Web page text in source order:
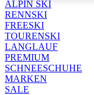
ALPIN SKI
RENNSKI
FREESKI
TOURENSKI
LANGLAUF
PREMIUM
SCHNEESCHUHE
MARKEN
SALE